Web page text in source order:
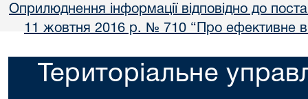
Оприлюднення інформації відповідно до
11 жовтня 2016 р. № 710 “Про ефективне
Територіальне